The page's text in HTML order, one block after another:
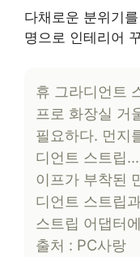
다채로운 분위기
명으로 인테리어
휴 그라디언트
프로 화장실 거
필요하다. 먼지
디언트 스트립
이프가 부착된
디언트 스트립
스트립 어댑터
출처 : PC사랑